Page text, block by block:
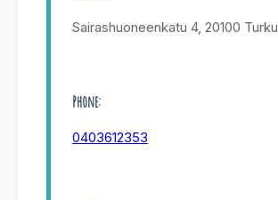
Sairashuoneenkatu 4, 20100 Turku
Phone:
0403612353